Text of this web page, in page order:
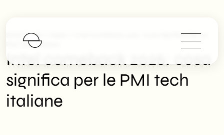
SHM Studio
Intel Comeback 2026: Cosa Significa Per Le
PMI Tech Italiane
Intel comeback 2026: cosa
significa per le PMI tech
italiane